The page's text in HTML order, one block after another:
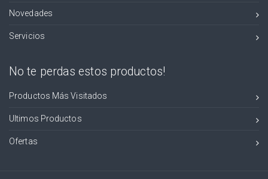
Novedades
Servicios
No te perdas estos productos!
Productos Más Visitados
Ultimos Productos
Ofertas